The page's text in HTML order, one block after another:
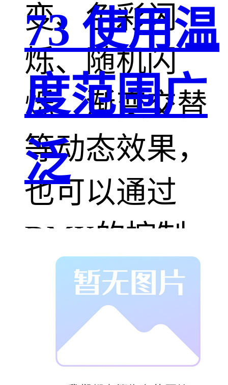
变、色彩闪
烁、随机闪
烁、渐变交替
等动态效果，
也可以通过
DMX的控制，
实现追逐、扫
描等效果。目
前，主要的应
73 使用温
度范围广
泛